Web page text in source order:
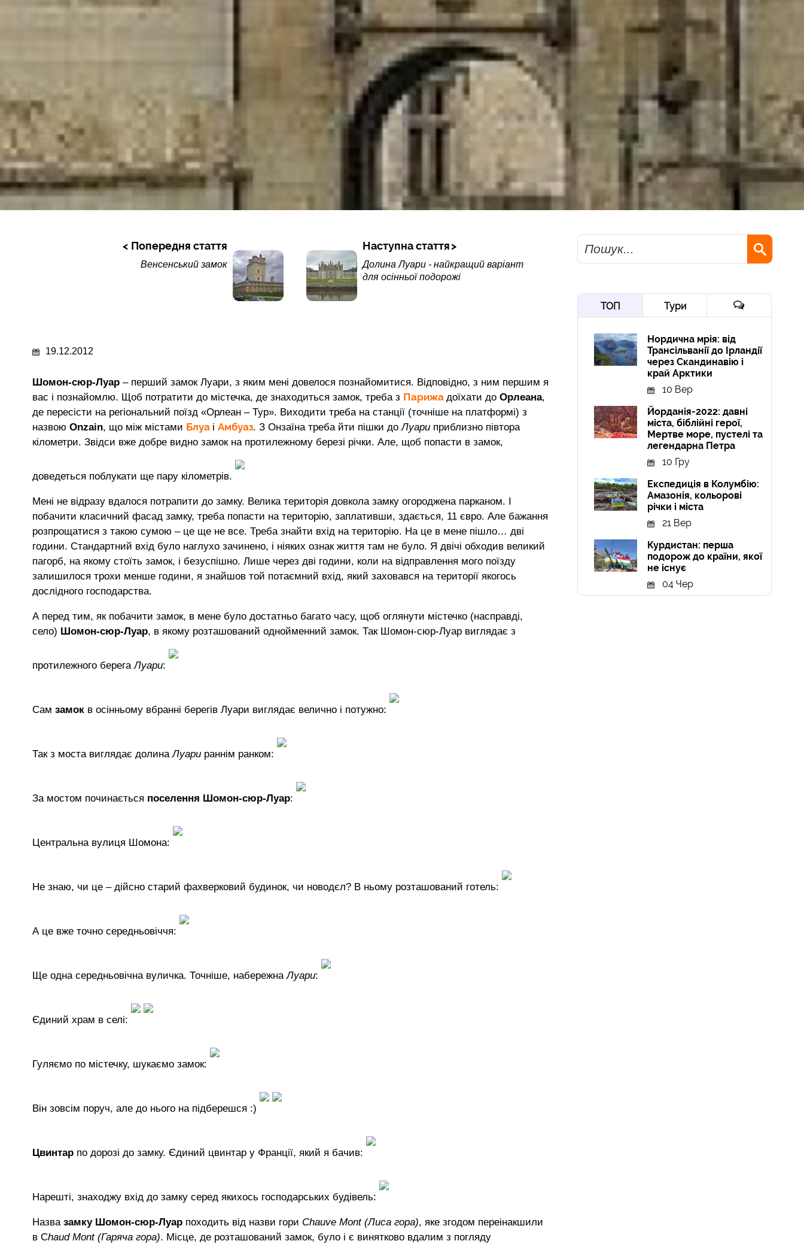
Попередня стаття
Венсенський замок
Наступна стаття
Долина Луари - найкращий варіант
для осінньої подорожі
19.12.2012
Шомон-сюр-Луар – перший замок Луари, з яким мені довелося познайомитися. Відповідно, з ним першим я
вас і познайомлю. Щоб потратити до містечка, де знаходиться замок, треба з Парижа доїхати до Орлеана,
де пересісти на регіональний поїзд «Орлеан – Тур». Виходити треба на станції (точніше на платформі) з
назвою Onzain, що між містами Блуа і Амбуаз. З Онзаїна треба йти пішки доЛуари приблизно півтора
кілометри. Звідси вже добре видно замок на протилежному березі річки. Але, щоб попасти в замок,
доведеться поблукати ще пару кілометрів.
Мені не відразу вдалося потрапити до замку. Велика територія довкола замку огороджена парканом. І
побачити класичний фасад замку, треба попасти на територію, заплативши, здається, 11 євро. Але бажання
розпрощатися з такою сумою – це ще не все. Треба знайти вхід на територію. На це в мене пішло… дві
години. Стандартний вхід було наглухо зачинено, і ніяких ознак життя там не було. Я двічі обходив великий
пагорб, на якому стоїть замок, і безуспішно. Лише через дві години, коли на відправлення мого поїзду
залишилося трохи менше години, я знайшов той потаємний вхід, який заховався на території якогось
дослідного господарства.
А перед тим, як побачити замок, в мене було достатньо багато часу, щоб оглянути містечко (насправді,
село) Шомон-сюр-Луар, в якому розташований однойменний замок. Так Шомон-сюр-Луар виглядає з
протилежного берегаЛуари:
Сам замок в осінньому вбранні берегів Луари виглядає велично і потужно:
Так з моста виглядає долинаЛуари раннім ранком:
За мостом починається поселення Шомон-сюр-Луар:
Центральна вулиця Шомона:
Не знаю, чи це – дійсно старий фахверковий будинок, чи новодєл? В ньому розташований готель:
А це вже точно середньовіччя:
Ще одна середньовічна вуличка. Точніше, набережнаЛуари:
Єдиний храм в селі:
Гуляємо по містечку, шукаємо замок:
Він зовсім поруч, але до нього на підберешся :)
Цвинтар по дорозі до замку. Єдиний цвинтар у Франції, який я бачив:
Нарешті, знаходжу вхід до замку серед якихось господарських будівель:
Назва замку Шомон-сюр-Луар походить від назви гори Chauve Mont (Лиса гора), яке згодом переінакшили
в Chaud Mont (Гаряча гора). Місце, де розташований замок, було і є винятково вдалим з погляду
Пошук
ТОП Тури
Нордична мрія: від
Трансільванії до Ірландії
через Скандинавію і
край Арктики
10 Вер
Йорданія-2022: давні
міста, біблійні герої,
Мертве море, пустелі та
легендарна Петра
10 Гру
Експедиція в Колумбію:
Амазонія, кольорові
річки і міста
21 Вер
Курдистан: перша
подорож до країни, якої
не існує
04 Чер